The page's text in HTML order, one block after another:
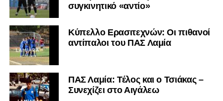
συγκινητικό «αντίο»
Κύπελλο Ερασιτεχνών: Οι πιθανοί
αντίπαλοι του ΠΑΣ Λαμία
ΠΑΣ Λαμία: Τέλος και ο Τσιάκας –
Συνεχίζει στο Αιγάλεω